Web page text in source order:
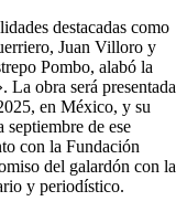
destacadas como
Juan Villoro y
Pombo, alabó la
La obra será presentada
en México, y su
de ese
con la Fundación
del galardón con la
y periodístico.